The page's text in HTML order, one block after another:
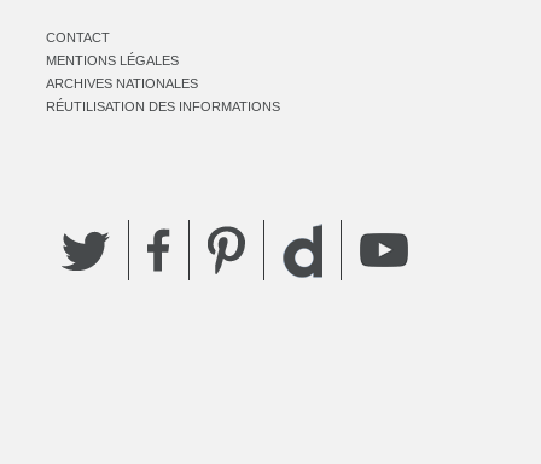
CONTACT
MENTIONS LÉGALES
ARCHIVES NATIONALES
RÉUTILISATION DES INFORMATIONS